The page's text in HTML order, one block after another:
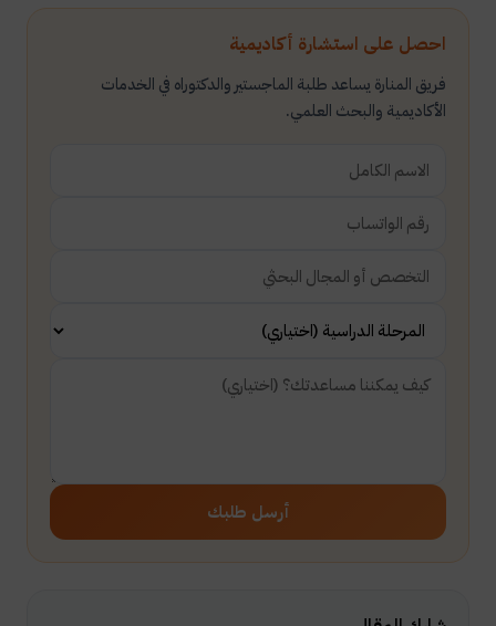
احصل على استشارة أكاديمية
فريق المنارة يساعد طلبة الماجستير والدكتوراه في الخدمات
الأكاديمية والبحث العلمي.
أرسل طلبك